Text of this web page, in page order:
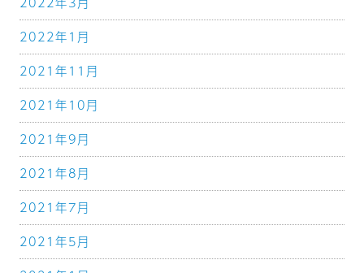
2022年1月
2021年11月
2021年10月
2021年9月
2021年8月
2021年7月
2021年5月